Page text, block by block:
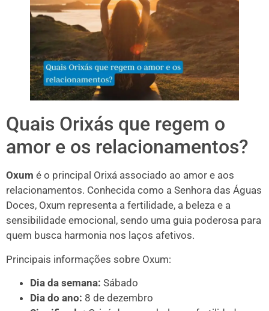
Quais Orixás que regem o
amor e os relacionamentos?
Oxum é o principal Orixá associado ao amor e aos
relacionamentos. Conhecida como a Senhora das Águas
Doces, Oxum representa a fertilidade, a beleza e a
sensibilidade emocional, sendo uma guia poderosa para
quem busca harmonia nos laços afetivos.
Principais informações sobre Oxum:
Dia da semana: Sábado
Dia do ano: 8 de dezembro